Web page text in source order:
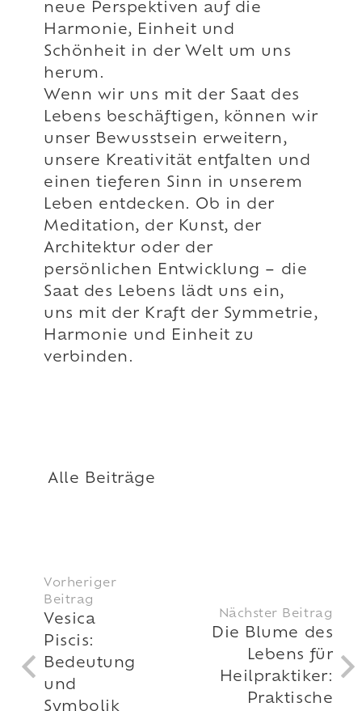
neue Perspektiven auf die
Harmonie, Einheit und
Schönheit in der Welt um uns
herum.
Wenn wir uns mit der Saat des
Lebens beschäftigen, können wir
unser Bewusstsein erweitern,
unsere Kreativität entfalten und
einen tieferen Sinn in unserem
Leben entdecken. Ob in der
Meditation, der Kunst, der
Architektur oder der
persönlichen Entwicklung – die
Saat des Lebens lädt uns ein,
uns mit der Kraft der Symmetrie,
Harmonie und Einheit zu
verbinden.
Alle Beiträge
Vorheriger
Beitrag
Vesica
Piscis:
Bedeutung
und
Symbolik
Nächster Beitrag
Die Blume des
Lebens für
Heilpraktiker:
Praktische